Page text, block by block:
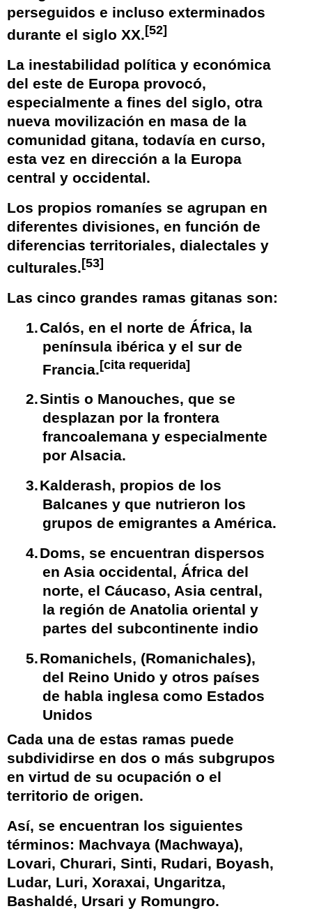
perseguidos e incluso exterminados
durante el siglo XX. [52]
La inestabilidad política y económica
del este de Europa provocó,
especialmente a fines del siglo, otra
nueva movilización en masa de la
comunidad gitana, todavía en curso,
esta vez en dirección a la Europa
central y occidental.
Los propios romaníes se agrupan en
diferentes divisiones, en función de
diferencias territoriales, dialectales y
culturales. [53]
Las cinco grandes ramas gitanas son:
1.Calós, en el norte de África, la
península ibérica y el sur de
Francia.[cita requerida]
2.Sintis o Manouches, que se
desplazan por la frontera
francoalemana y especialmente
por Alsacia.
3.Kalderash, propios de los
Balcanes y que nutrieron los
grupos de emigrantes a América.
4.Doms, se encuentran dispersos
en Asia occidental, África del
norte, el Cáucaso, Asia central,
la región de Anatolia oriental y
partes del subcontinente indio
5.Romanichels, (Romanichales),
del Reino Unido y otros países
de habla inglesa como Estados
Unidos
Cada una de estas ramas puede
subdividirse en dos o más subgrupos
en virtud de su ocupación o el
territorio de origen.
Así, se encuentran los siguientes
términos: Machvaya (Machwaya),
Lovari, Churari, Sinti, Rudari, Boyash,
Ludar, Luri, Xoraxai, Ungaritza,
Bashaldé, Ursari y Romungro.